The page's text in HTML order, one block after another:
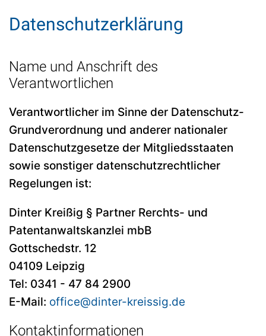
Datenschutzerklärung
Name und Anschrift des
Verantwortlichen
Verantwortlicher im Sinne der Datenschutz-
Grundverordnung und anderer nationaler
Datenschutzgesetze der Mitgliedsstaaten
sowie sonstiger datenschutzrechtlicher
Regelungen ist:
Dinter Kreißig § Partner Rerchts- und
Patentanwaltskanzlei mbB
Gottschedstr. 12
04109 Leipzig
Tel: 0341 - 47 84 2900
E-Mail: office@dinter-kreissig.de
Kontaktinformationen